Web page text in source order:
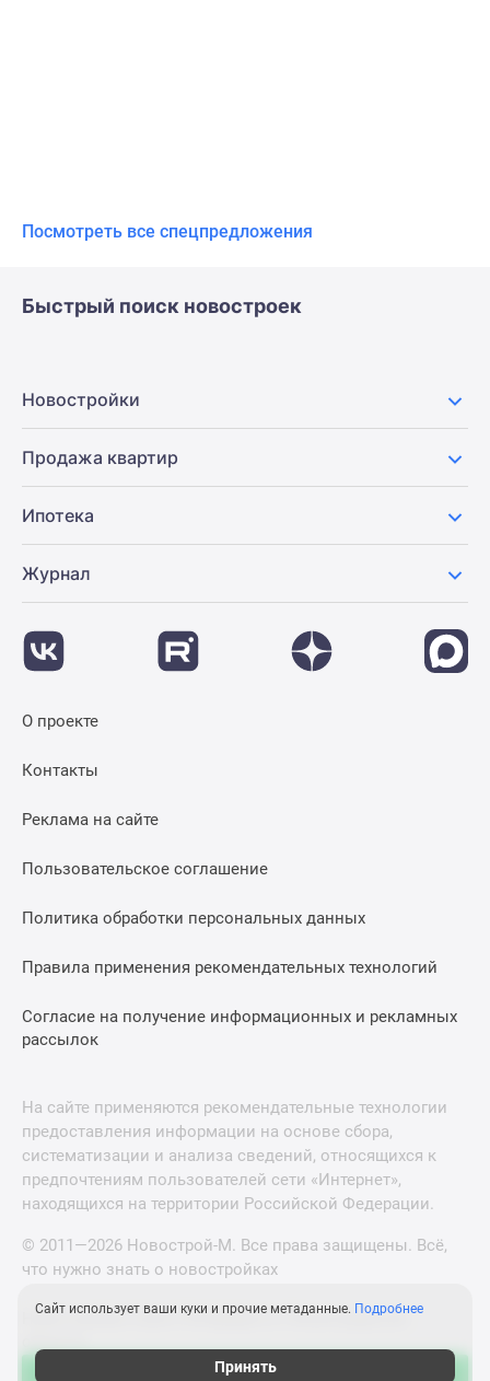
Посмотреть все спецпредложения
Быстрый поиск новостроек
Новостройки
Продажа квартир
Ипотека
Журнал
О проекте
Контакты
Реклама на сайте
Пользовательское соглашение
Политика обработки персональных данных
Правила применения рекомендательных технологий
Согласие на получение информационных и рекламных
рассылок
На сайте применяются рекомендательные технологии
предоставления информации на основе сбора,
систематизации и анализа сведений, относящихся к
предпочтениям пользователей сети «Интернет»,
находящихся на территории Российской Федерации.
© 2011—2026 Новострой-М. Все права защищены. Всё,
что нужно знать о новостройках
Новостройки Санкт-Петербурга и Ленинградской
Сайт использует ваши куки и прочие метаданные. Подробнее
Принять